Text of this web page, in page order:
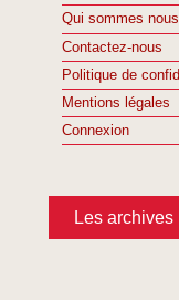
Qui sommes
Contactez-nous
Politique de
Mentions légales
Connexion
Les archives